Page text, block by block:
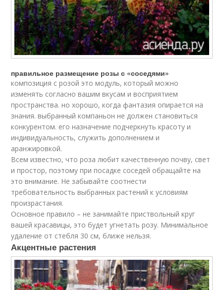
правильное размещение розы с «соседями»
композиция с розой это модуль, который можно
изменять согласно вашим вкусам и восприятием
пространства. но хорошо, когда фантазия опирается на
знания. выбранный компаньон не должен становиться
конкурентом. его назначение подчеркнуть красоту и
индивидуальность, служить дополнением и
аранжировкой.
Всем известно, что роза любит качественную почву, свет
и простор, поэтому при посадке соседей обращайте на
это внимание. Не забывайте соотнести
требовательность выбранных растений к условиям
произрастания.
Основное правило – не занимайте приствольный круг
вашей красавицы, это будет угнетать розу. Минимальное
удаление от стебля 30 см, ближе нельзя.
Акцентные растения